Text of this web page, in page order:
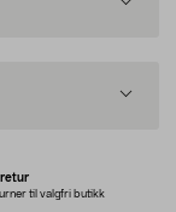
retur
til valgfri butikk